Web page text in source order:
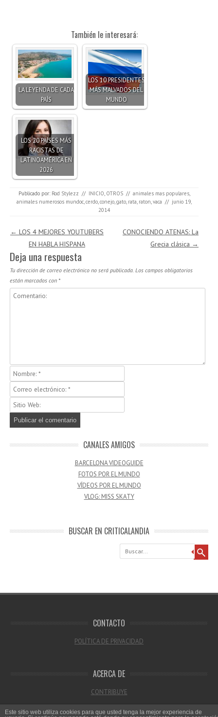
También le interesará:
LA LEYENDA DE CADA
PAÍS
LOS 10 PRESIDENTES
MÁS MALVADOS DEL
MUNDO
LOS 20 PAÍSES MÁS
RACISTAS DE
LATINOAMÉRICA EN
2026
Publicado por: Rod Stylezz // INICIO, OTROS // animales mas populares,
animales numerosos mundoc,cerdo,conejo,gato, rata, raton,vaca // junio 19,
2014
Navegación de entradas
← LOS 4 MEJORES YOUTUBERS
EN HABLA HISPANA
CONOCIENDO ATENAS: La
Grecia clásica →
Deja una respuesta
Tu dirección de correo electrónico no será publicada. Los campos obligatorios
están marcados con *
CANALES AMIGOS
BARCELONA VIDEOGUIDE
FOTOS POR EL MUNDO
VÍDEOS POR EL MUNDO
VLOG: MISS SKATY
BUSCAR EN CRITICALANDIA
Buscar
CONTACTO
POLÍTICA DE PRIVACIDAD
ACERCA DE
CONTRIBUYE
Este sitio web utiliza cookies para que usted tenga la mejor experiencia de